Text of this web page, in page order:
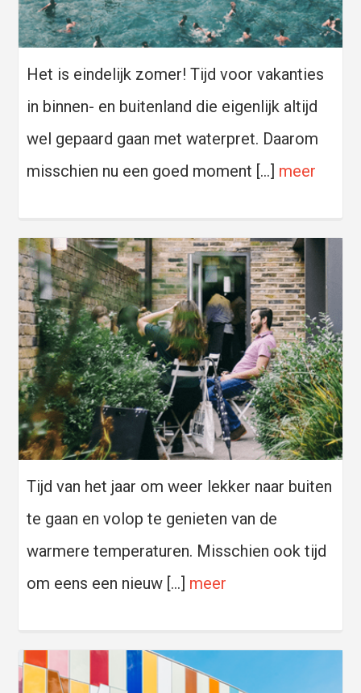
Het is eindelijk zomer! Tijd voor vakanties
in binnen- en buitenland die eigenlijk altijd
wel gepaard gaan met waterpret. Daarom
misschien nu een goed moment […] meer
Tijd van het jaar om weer lekker naar buiten
te gaan en volop te genieten van de
warmere temperaturen. Misschien ook tijd
om eens een nieuw […] meer